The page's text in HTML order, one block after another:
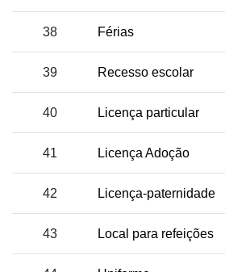
38 Férias
39 Recesso escolar
40 Licença particular
41 Licença Adoção
42 Licença-paternidade
43 Local para refeições